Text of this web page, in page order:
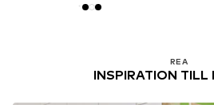
REA
INSPIRATION TILL